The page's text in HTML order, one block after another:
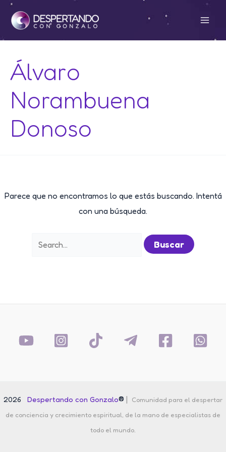
contenido
Álvaro
Norambuena
Donoso
Parece que no encontramos lo que estás buscando. Intentá
con una búsqueda.
Buscar
2026 Despertando con Gonzalo® |
Comunidad para el despertar
de conciencia y crecimiento espiritual, de la mano de especialistas de
todo el mundo.